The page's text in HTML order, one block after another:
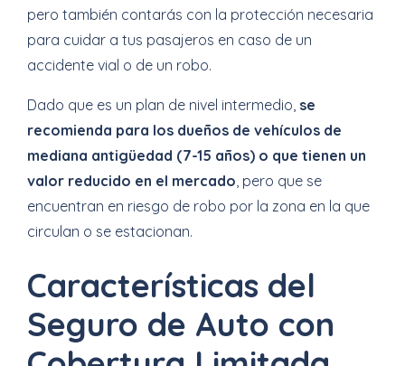
pero también contarás con la protección necesaria
para cuidar a tus pasajeros en caso de un
accidente vial o de un robo.
Dado que es un plan de nivel intermedio, se
recomienda para los dueños de vehículos de
mediana antigüedad (7-15 años) o que tienen un
valor reducido en el mercado, pero que se
encuentran en riesgo de robo por la zona en la que
circulan o se estacionan.
Características del
Seguro de Auto con